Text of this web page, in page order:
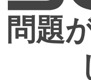
問題